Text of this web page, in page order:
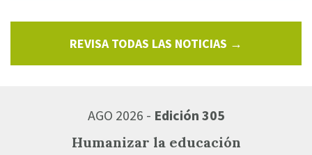
REVISA TODAS LAS NOTICIAS →
AGO 2026 - Edición 305
Humanizar la educación